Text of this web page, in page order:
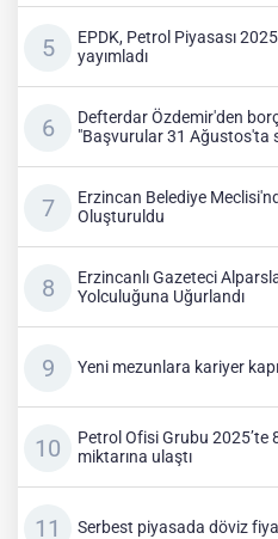
EPDK, Petrol Piyasası
yayımladı
Defterdar Özdemir'den
"Başvurular 31 Ağustos'ta
Erzincan Belediye
Oluşturuldu
Erzincanlı Gazeteci
Yolculuğuna Uğurlandı
Yeni mezunlara kariyer
Petrol Ofisi Grubu 2025’te
miktarına ulaştı
Serbest piyasada döviz